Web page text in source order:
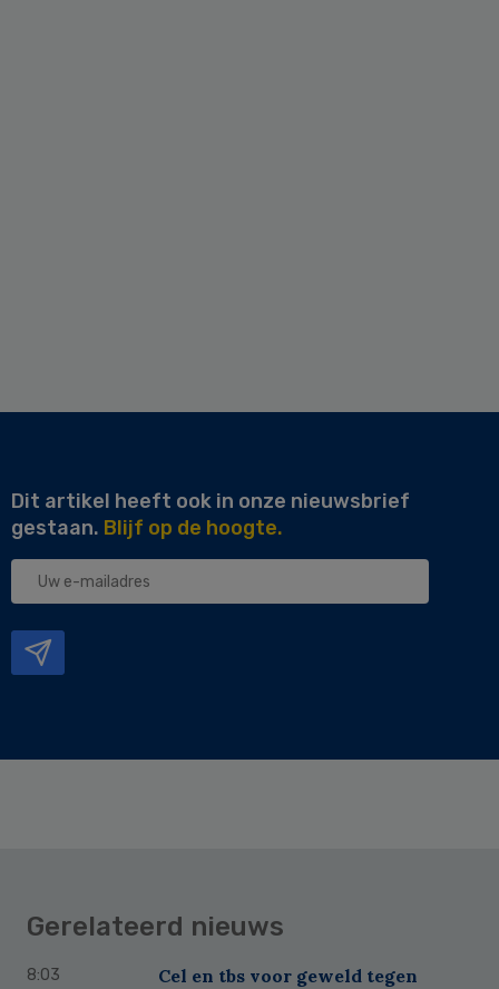
Dit artikel heeft ook in onze nieuwsbrief
gestaan. Blijf op de hoogte.
Uw
Gerelateerd nieuws
8:03
Cel en tbs voor geweld tegen